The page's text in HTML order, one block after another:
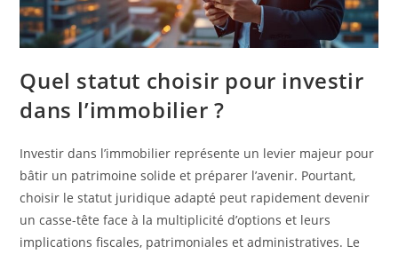
Quel statut choisir pour investir
dans l’immobilier ?
Investir dans l’immobilier représente un levier majeur pour
bâtir un patrimoine solide et préparer l’avenir. Pourtant,
choisir le statut juridique adapté peut rapidement devenir
un casse-tête face à la multiplicité d’options et leurs
implications fiscales, patrimoniales et administratives. Le